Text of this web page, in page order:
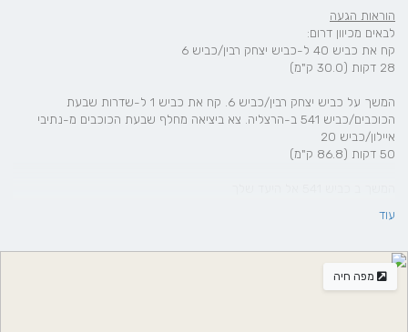
הוראות הגעה
לבאים מכיוון דרום:
קח את כביש 40 ל-כביש יצחק רבין/כביש 6
28 דקות (30.0 ק"מ)
המשך על כביש יצחק רבין/כביש 6. קח את כביש 1 ל-שדרות שבעת
הכוכבים/כביש 541 ב-הרצליה. צא ביציאה מחלף שבעת הכוכבים מ-נתיבי
איילון/כביש 20
50 דקות (86.8 ק"מ)
לבאים מכיוון צפון:
4 שניות (31 מ')
עוד
מפה חיה